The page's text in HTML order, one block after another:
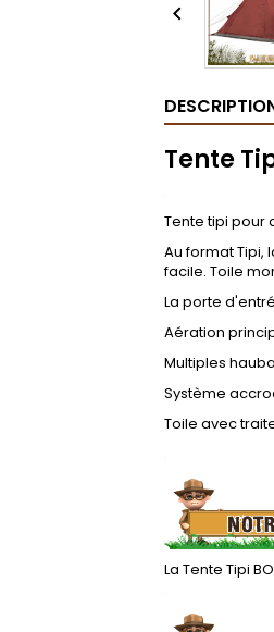

Tente
.
Tente tipi pour
Au format Tipi,
facile. Toile
La porte
Aération
Multiples
Système
Toile avec
.
La Tente Tipi
.